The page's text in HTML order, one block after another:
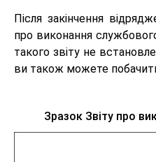
Після закінчення
про виконання
такого звіту не
ви також можете
Зразок Звіту про